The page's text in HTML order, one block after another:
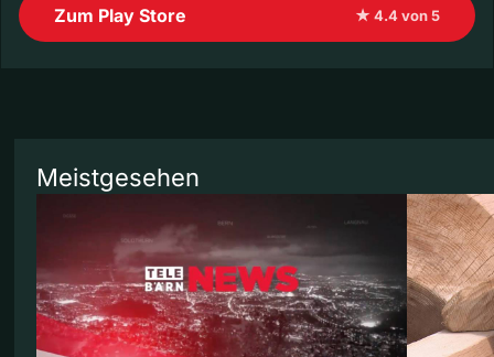
Zum Play Store ★ 4.4 von 5
Meistgesehen